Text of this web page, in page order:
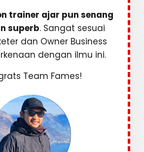
trainer ajar pun senang
superb. Sangat sesuai
dan Owner Business
dengan ilmu ini.
Team Fames!